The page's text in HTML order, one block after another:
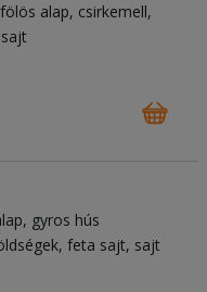
alap csirkemell
sajt
gyros hús
feta sajt sajt